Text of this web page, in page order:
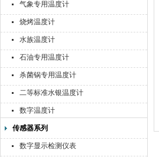
气象专用温度计
烧烤温度计
水族温度计
石油专用温度计
杀菌锅专用温度计
二等标准水银温度计
数字温度计
传感器系列
数字显示检测仪表